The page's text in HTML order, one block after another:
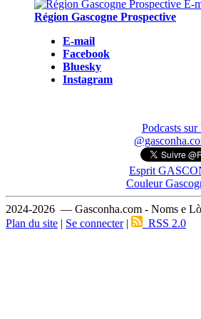
Région Gascogne Prospective
E-mail
Facebook
Bluesky
Instagram
Podcasts
Esprit
Couleur
2024-2026 — Gasconha.com - Noms e
Plan du site | Se connecter| RSS 2.0